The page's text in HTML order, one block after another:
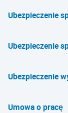
Ubezpieczenie
Ubezpieczenie
Ubezpieczenie
Umowa o pracę